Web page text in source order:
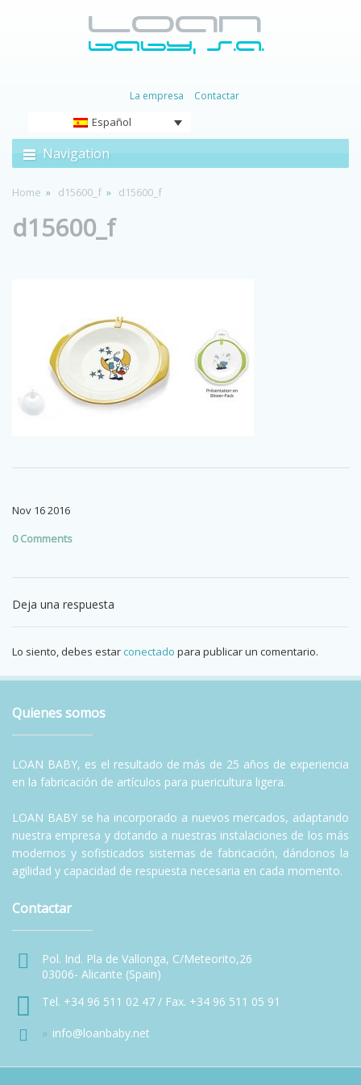
La empresa Contactar
Español
Navigation
Home d15600_f d15600_f
d15600_f
Nov 162016
0 Comments
Deja una respuesta
Lo siento, debes estar conectado para publicar un comentario.
Quienes somos
LOAN BABY, es el resultado de más de 25 años de experiencia
en la fabricación de artículos para puericultura ligera.
LOAN BABY se ha incorporado a nuevos mercados, adaptando
nuestra empresa y dotando a nuestras instalaciones de los más
modernos y sofisticados sistemas de fabricación, dándonos la
agilidad y capacidad de respuesta necesaria en cada momento.
Contactar
Pol. Ind. Pla de Vallonga, C/Meteorito,26
03006- Alicante (Spain)
Tel. +34 96 511 02 47 / Fax. +34 96 511 05 91
info@loanbaby.net